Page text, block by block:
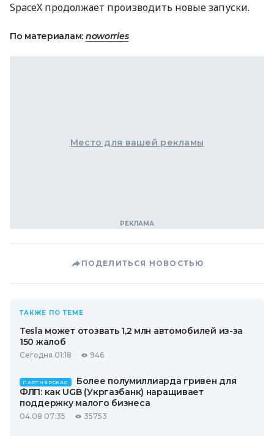
SpaceX продолжает производить новые запуски.
По материалам: noworries
Место для вашей рекламы
ПОДЕЛИТЬСЯ НОВОСТЬЮ
ТАКЖЕ ПО ТЕМЕ
Tesla может отозвать 1,2 млн автомобилей из-за
150 жалоб
Сегодня 01:18 946
ПАРТНЕРСКАЯ
Более полумиллиарда гривен для
ФЛП: как UGB (Укргазбанк) наращивает
поддержку малого бизнеса
04.08 07:35 35753